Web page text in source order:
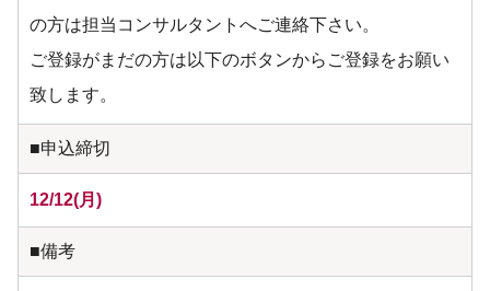
の方は担当コンサルタントへご連絡下さい。
ご登録がまだの方は以下のボタンからご登録をお願い
致します。
■申込締切
12/12(月)
■備考